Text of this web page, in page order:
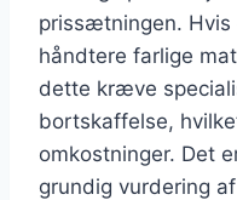
prissætningen.
håndtere farlige
dette kræve
bortskaffelse,
omkostninger. Det
grundig vurdering